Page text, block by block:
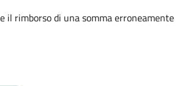
il rimborso di una somma erroneamente